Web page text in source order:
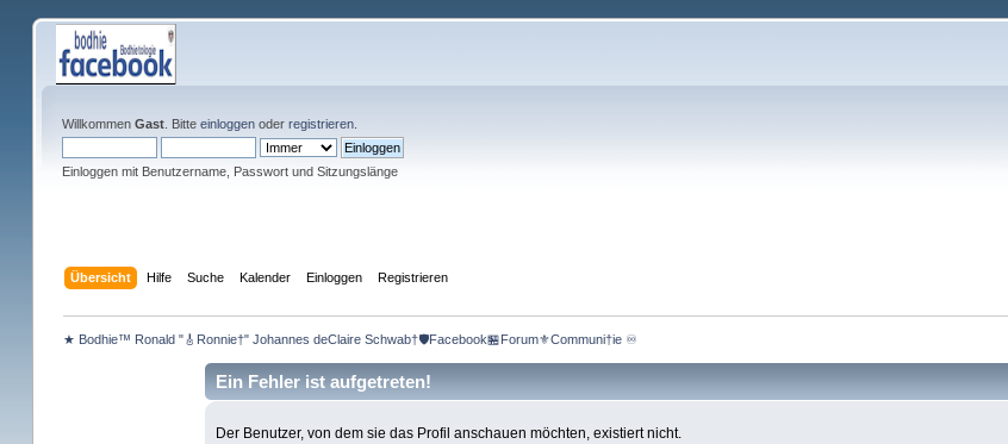
Willkommen Gast. Bitte einloggenoder registrieren.
Einloggen mit Benutzername, Passwort und Sitzungslänge
Übersicht Hilfe Suche Kalender Einloggen Registrieren
★ Bodhie™ Ronald "🎸Ronnie†" Johannes deClaire Schwab†🛡️Facebook🏪Forum⚜️Communi†ie ♾️
Ein Fehler ist aufgetreten!
Der Benutzer, von dem sie das Profil anschauen möchten, existiert nicht.